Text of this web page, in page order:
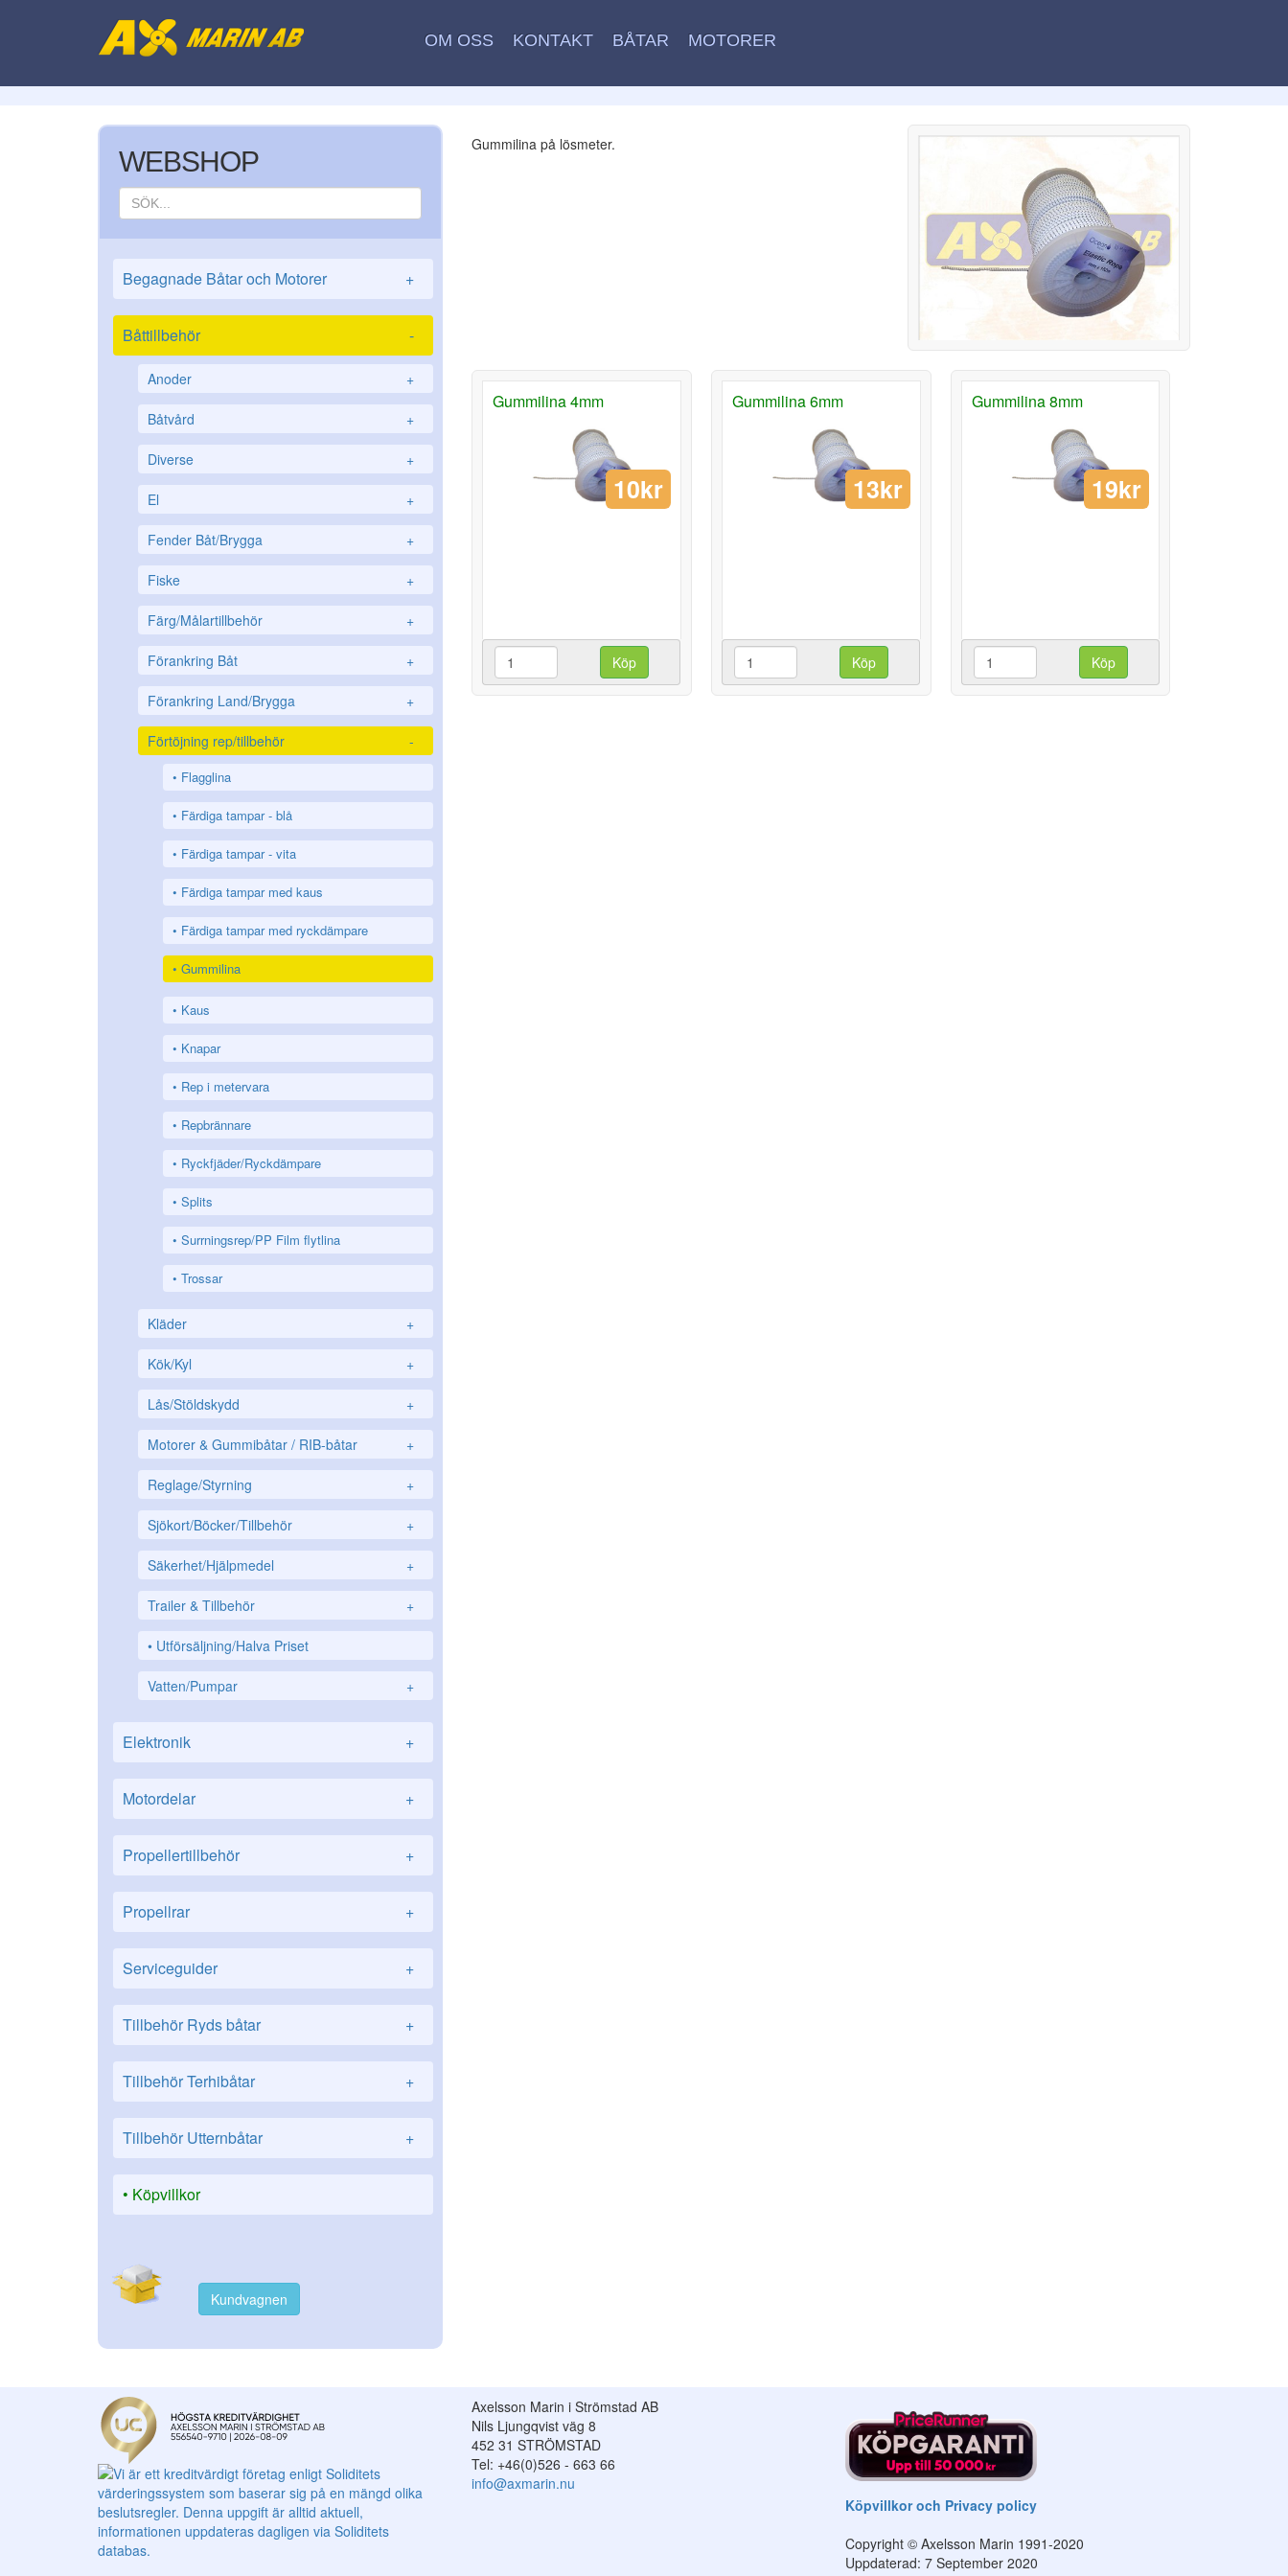
OM OSS KONTAKT BÅTAR MOTORER
WEBSHOP
Begagnade Båtar och Motorer +
Båttillbehör -
Anoder +
Båtvård +
Diverse +
El +
Fender Båt/Brygga +
Fiske +
Färg/Målartillbehör +
Förankring Båt +
Förankring Land/Brygga +
Förtöjning rep/tillbehör -
Flagglina
Färdiga tampar - blå
Färdiga tampar - vita
Färdiga tampar med kaus
Färdiga tampar med ryckdämpare
Gummilina
Kaus
Knapar
Rep i metervara
Repbrännare
Ryckfjäder/Ryckdämpare
Splits
Surrningsrep/PP Film flytlina
Trossar
Kläder +
Kök/Kyl +
Lås/Stöldskydd +
Motorer & Gummibåtar / RIB-båtar +
Reglage/Styrning +
Sjökort/Böcker/Tillbehör +
Säkerhet/Hjälpmedel +
Trailer & Tillbehör +
Utförsäljning/Halva Priset
Vatten/Pumpar +
Elektronik +
Motordelar +
Propellertillbehör +
Propellrar +
Serviceguider +
Tillbehör Ryds båtar +
Tillbehör Terhibåtar +
Tillbehör Utternbåtar +
Köpvillkor
Kundvagnen
Gummilina på lösmeter.
Gummilina 4mm
10kr
Köp
Gummilina 6mm
13kr
Köp
Gummilina 8mm
19kr
Köp
Axelsson Marin i Strömstad AB
Nils Ljungqvist väg 8
452 31 STRÖMSTAD
Tel: +46(0)526 - 663 66
info@axmarin.nu
Köpvillkor och Privacy policy
Copyright © Axelsson Marin 1991-2020
Uppdaterad: 7 September 2020